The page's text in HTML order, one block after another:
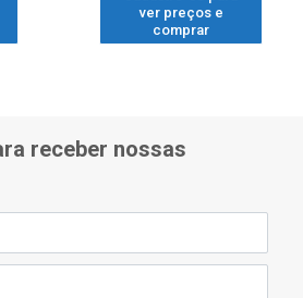
ver preços e
comprar
receber nossas